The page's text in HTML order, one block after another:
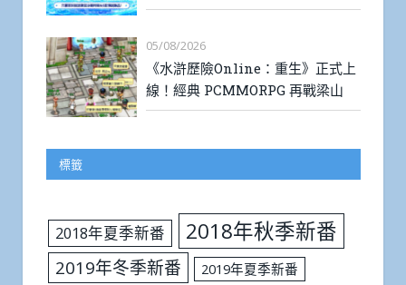
05/08/2026
《水滸歷險Online：重生》正式上
線！經典 PCMMORPG 再戰梁山
標籤
2018年夏季新番 2018年秋季新番
2019年冬季新番
2019年夏季新番